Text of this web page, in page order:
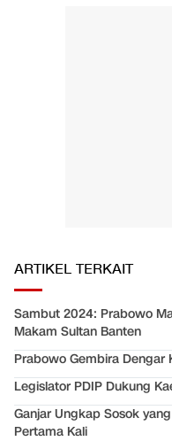
ARTIKEL TERKAIT
Sambut 2024: Prabowo
Makam Sultan Banten
Prabowo Gembira Dengar
Legislator PDIP Dukung
Ganjar Ungkap Sosok
Pertama Kali